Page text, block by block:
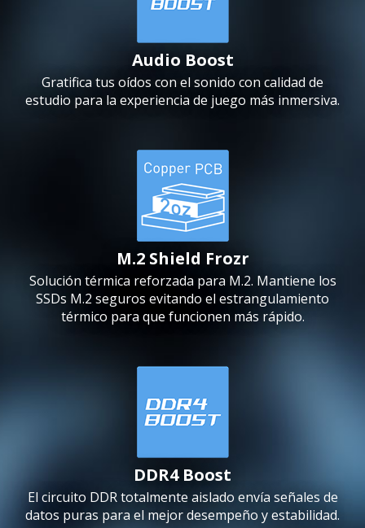
Audio Boost
Gratifica tus oídos con el sonido con calidad de
estudio para la experiencia de juego más inmersiva.
M.2 Shield Frozr
Solución térmica reforzada para M.2. Mantiene los
SSDs M.2 seguros evitando el estrangulamiento
térmico para que funcionen más rápido.
DDR4 Boost
El circuito DDR totalmente aislado envía señales de
datos puras para el mejor desempeño y estabilidad.